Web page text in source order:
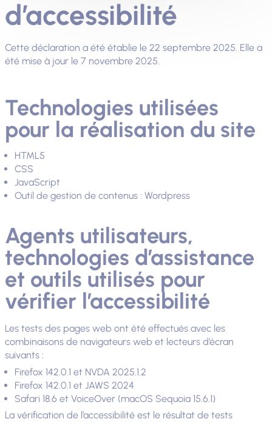
d’accessibilité
Cette déclaration a été établie le 22 septembre 2025. Elle a
été mise à jour le 7 novembre 2025.
Technologies utilisées
pour la réalisation du site
HTML5
CSS
JavaScript
Outil de gestion de contenus : Wordpress
Agents utilisateurs,
technologies d’assistance
et outils utilisés pour
vérifier l’accessibilité
Les tests des pages web ont été effectués avec les
combinaisons de navigateurs web et lecteurs d’écran
suivants :
Firefox 142.0.1 et NVDA 2025.1.2
Firefox 142.0.1 et JAWS 2024
Safari 18.6 et VoiceOver (macOS Sequoia 15.6.1)
La vérification de l’accessibilité est le résultat de tests